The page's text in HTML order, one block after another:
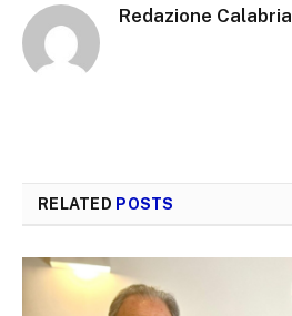
Redazione Calabria
RELATED POSTS